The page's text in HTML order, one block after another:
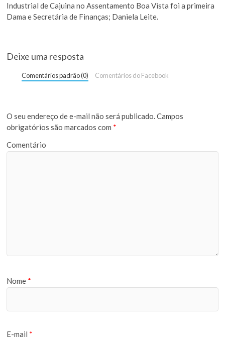
Industrial de Cajuina no Assentamento Boa Vista foi a primeira
Dama e Secretária de Finanças; Daniela Leite.
Deixe uma resposta
Comentários padrão (0) Comentários do Facebook
O seu endereço de e-mail não será publicado. Campos
obrigatórios são marcados com *
Comentário
Nome *
E-mail *